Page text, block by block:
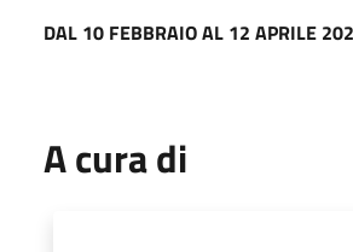
DAL 10 FEBBRAIO AL 12 APRILE
A cura di